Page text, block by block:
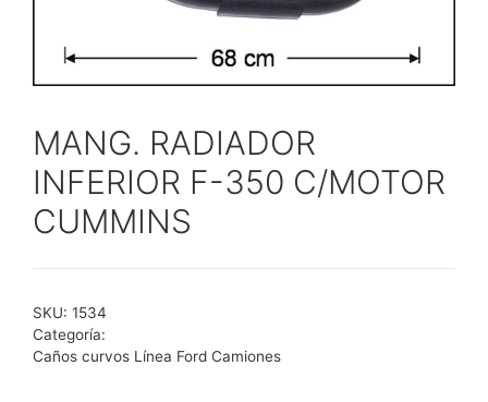
MANG. RADIADOR
INFERIOR F-350 C/MOTOR
CUMMINS
SKU: 1534
Categoría:
Caños curvos Línea Ford Camiones